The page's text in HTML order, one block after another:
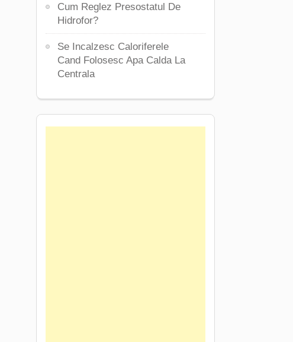
Cum Reglez Presostatul De
Hidrofor?
Se Incalzesc Caloriferele
Cand Folosesc Apa Calda La
Centrala